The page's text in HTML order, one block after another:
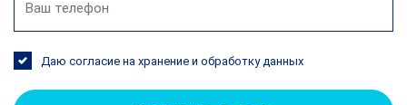
Даю согласие на хранение и обработку данных